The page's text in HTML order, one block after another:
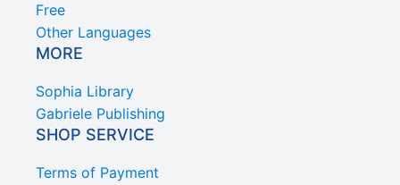
Free
Other Languages
MORE
Sophia Library
Gabriele Publishing
SHOP SERVICE
Terms of Payment